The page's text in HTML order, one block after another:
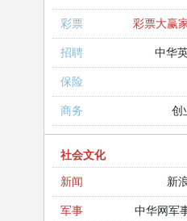
彩票 彩票大赢
招聘 中华
保险
商务 创
社会文化
新闻
新
军事 中华网军